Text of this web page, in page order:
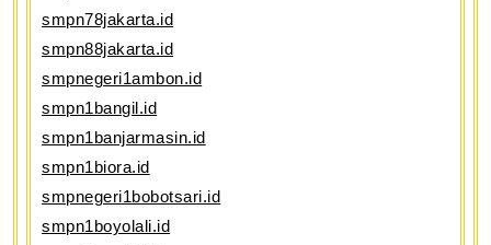
smpn78jakarta.id
smpn88jakarta.id
smpnegeri1ambon.id
smpn1bangil.id
smpn1banjarmasin.id
smpn1biora.id
smpnegeri1bobotsari.id
smpn1boyolali.id